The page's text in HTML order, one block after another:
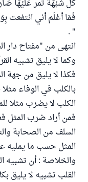
كل شُبْهَة تمر عَلَيْهَا
فَمَا أعْلَم أني انتفعت
" .
انتهى من "مفتاح دار
وكما لا يليق تشبيه
فكذا لا يليق من جهة
بالكلب في الوفاء
الكلب لا يضرب مثلا
فمن أراد ضرب المثل
السلف من الصحابة
المثل حسب ما يمليه
والخلاصة : أن تشبيه
القلب تشبيه لا يليق